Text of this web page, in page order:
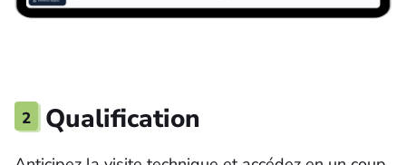
2 Qualification